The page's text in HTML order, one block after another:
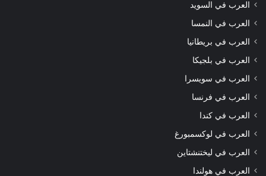
العرب في السويد
العرب في النمسا
العرب في بريطانيا
العرب في بلجيكا
العرب في سويسرا
العرب في فرنسا
العرب في كندا
العرب في لوكسمبورغ
العرب في ليختنشتاين
العرب في هولندا